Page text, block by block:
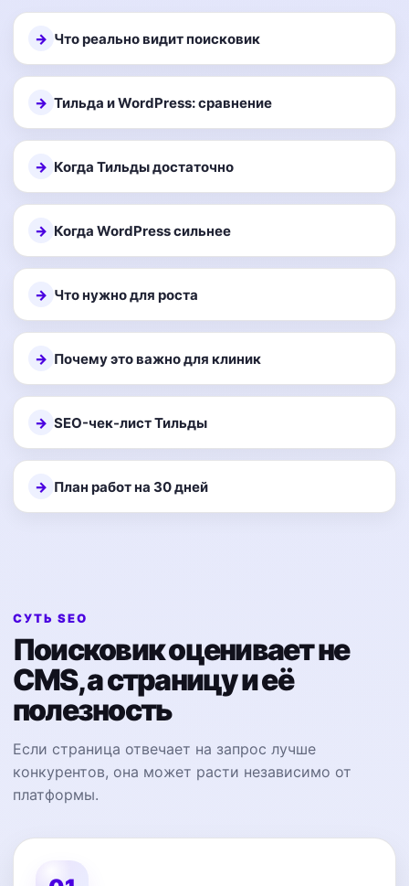
Что реально видит поисковик
Тильда и WordPress: сравнение
Когда Тильды достаточно
Когда WordPress сильнее
Что нужно для роста
Почему это важно для клиник
SEO-чек-лист Тильды
План работ на 30 дней
СУТЬ SEO
Поисковик оценивает не
CMS, а страницу и её
полезность
Если страница отвечает на запрос лучше
конкурентов, она может расти независимо от
платформы.